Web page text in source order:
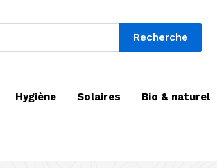
Recherche
Hygiène Solaires Bio & naturel